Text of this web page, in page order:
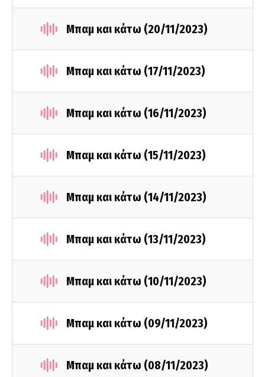
Μπαμ και κάτω (20/11/2023)
Μπαμ και κάτω (17/11/2023)
Μπαμ και κάτω (16/11/2023)
Μπαμ και κάτω (15/11/2023)
Μπαμ και κάτω (14/11/2023)
Μπαμ και κάτω (13/11/2023)
Μπαμ και κάτω (10/11/2023)
Μπαμ και κάτω (09/11/2023)
Μπαμ και κάτω (08/11/2023)